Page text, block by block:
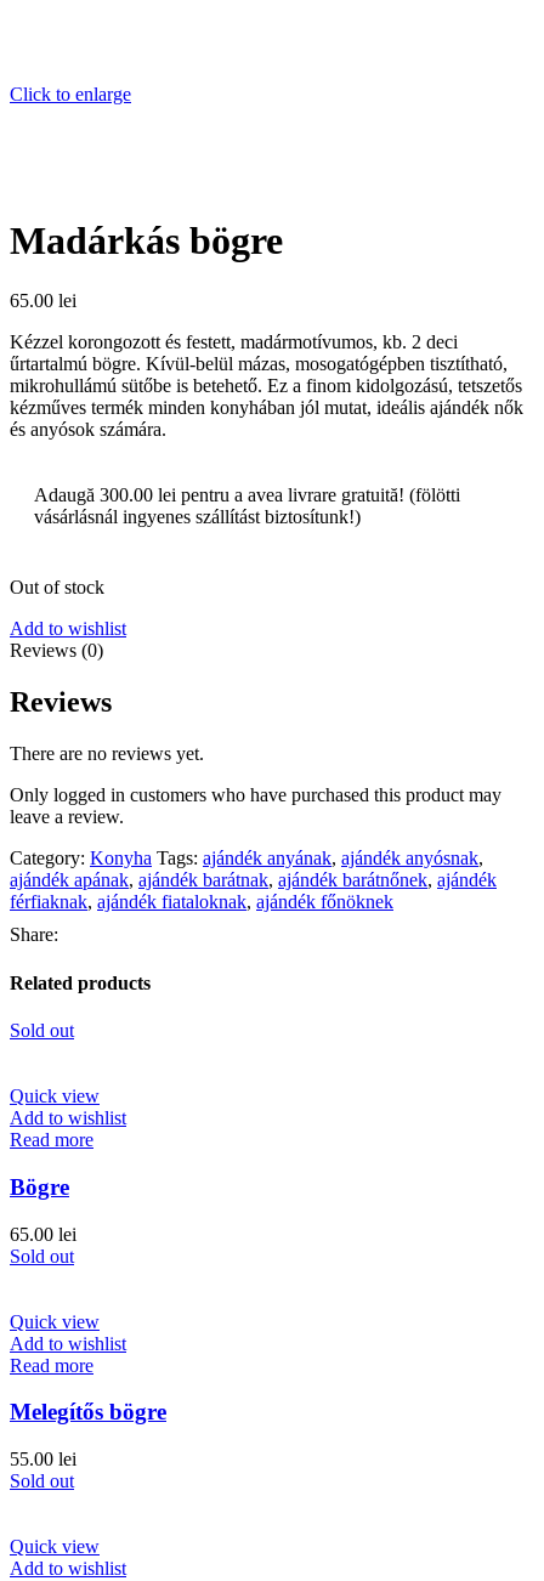
Click to enlarge
Madárkás bögre
65.00 lei
Kézzel korongozott és festett, madármotívumos, kb. 2 deci
űrtartalmú bögre. Kívül-belül mázas, mosogatógépben tisztítható,
mikrohullámú sütőbe is betehető. Ez a finom kidolgozású, tetszetős
kézműves termék minden konyhában jól mutat, ideális ajándék nők
és anyósok számára.
Adaugă 300.00 lei pentru a avea livrare gratuită! (fölötti
vásárlásnál ingyenes szállítást biztosítunk!)
Out of stock
Add to wishlist
Reviews (0)
Reviews
There are no reviews yet.
Only logged in customers who have purchased this product may
leave a review.
Category: Konyha Tags: ajándék anyának, ajándék anyósnak,
ajándék apának, ajándék barátnak, ajándék barátnőnek, ajándék
férfiaknak, ajándék fiataloknak, ajándék főnöknek
Share:
Related products
Sold out
Quick view
Add to wishlist
Read more
Bögre
65.00 lei
Sold out
Quick view
Add to wishlist
Read more
Melegítős bögre
55.00 lei
Sold out
Quick view
Add to wishlist